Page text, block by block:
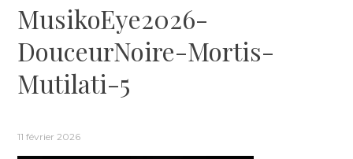
MusikoEye2026-
DouceurNoire-Mortis-
Mutilati-5
11 février 2026